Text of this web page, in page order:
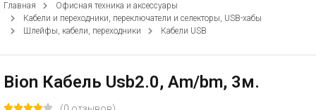
Главная
Офисная техника и аксессуары
Кабели и переходники, переключатели и селекторы, USB-хабы
Шлейфы, кабели, переходники
Кабели USB
Bion Кабель Usb2.0, Am/bm, 3м.